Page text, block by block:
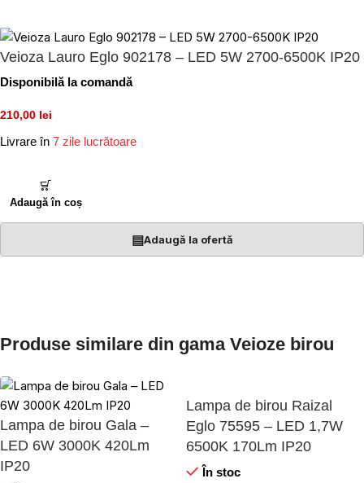
Veioza Lauro Eglo 902178 – LED 5W 2700-6500K IP20
Disponibilă la comandă
210,00 lei
Livrare în 7 zile lucrătoare
Adaugă în coș
▤Adaugă la ofertă
Produse similare din gama Veioze birou
Lampa de birou Gala –
LED 6W 3000K 420Lm
IP20
Lampa de birou Raizal
Eglo 75595 – LED 1,7W
6500K 170Lm IP20
În stoc